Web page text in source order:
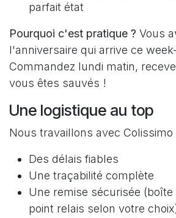
parfait état
Pourquoi c'est pratique ? Vous
l'anniversaire qui arrive ce
Commandez lundi matin,
vous êtes sauvés !
Une logistique au top
Nous travaillons avec
Des délais fiables
Une traçabilité complète
Une remise sécurisée
point relais selon votre